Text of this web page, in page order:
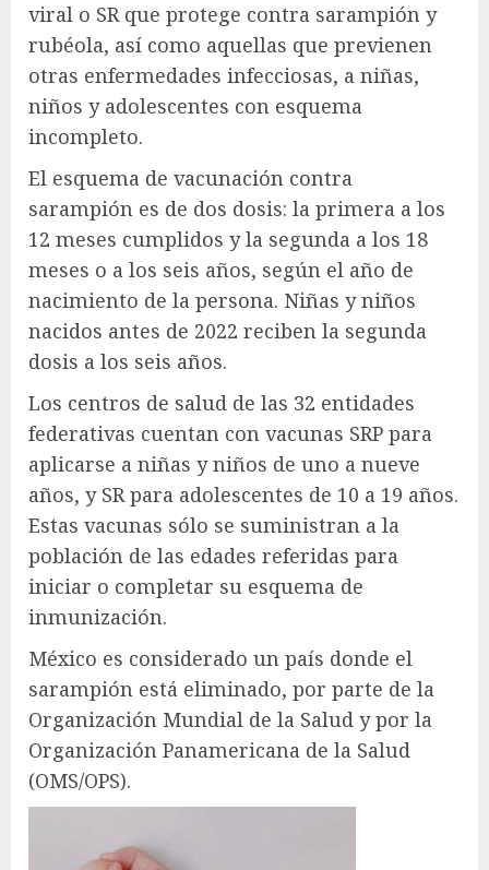
viral o SR que protege contra sarampión y
rubéola, así como aquellas que previenen
otras enfermedades infecciosas, a niñas,
niños y adolescentes con esquema
incompleto.
El esquema de vacunación contra
sarampión es de dos dosis: la primera a los
12 meses cumplidos y la segunda a los 18
meses o a los seis años, según el año de
nacimiento de la persona. Niñas y niños
nacidos antes de 2022 reciben la segunda
dosis a los seis años.
Los centros de salud de las 32 entidades
federativas cuentan con vacunas SRP para
aplicarse a niñas y niños de uno a nueve
años, y SR para adolescentes de 10 a 19 años.
Estas vacunas sólo se suministran a la
población de las edades referidas para
iniciar o completar su esquema de
inmunización.
México es considerado un país donde el
sarampión está eliminado, por parte de la
Organización Mundial de la Salud y por la
Organización Panamericana de la Salud
(OMS/OPS).